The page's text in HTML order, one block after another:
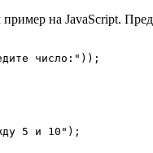
на JavaScript.
число:"));
5 и 10");